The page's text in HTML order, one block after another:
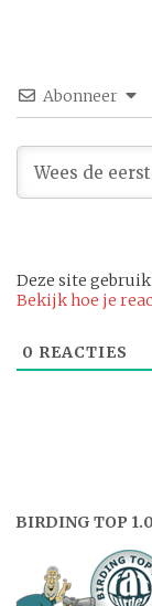
Abonneer
Deze site
Bekijk hoe je
0 REACTIES
BIRDING TOP